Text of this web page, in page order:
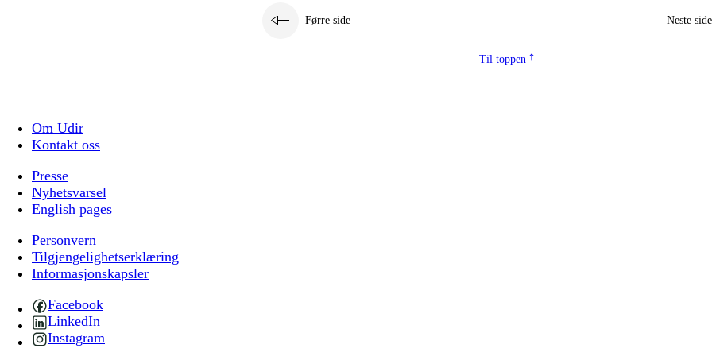
Førre side Neste side
Til toppen
Om Udir
Kontakt oss
Presse
Nyhetsvarsel
English pages
Personvern
Tilgjengelighetserklæring
Informasjonskapsler
Facebook
LinkedIn
Instagram